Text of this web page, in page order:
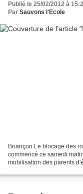
Publié le 25/02/2012 à
Par Sauvons l'Ecole
Briançon Le blocage des
commencé ce samedi
mobilisation des parents